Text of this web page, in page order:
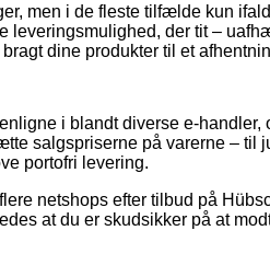
men i de fleste tilfælde kun
leveringsmulighed, der tit –
dine produkter til et
i blandt diverse e-handler,
salgspriserne på varerne – til
portofri levering.
netshops efter tilbud på
at du er skudsikker på at